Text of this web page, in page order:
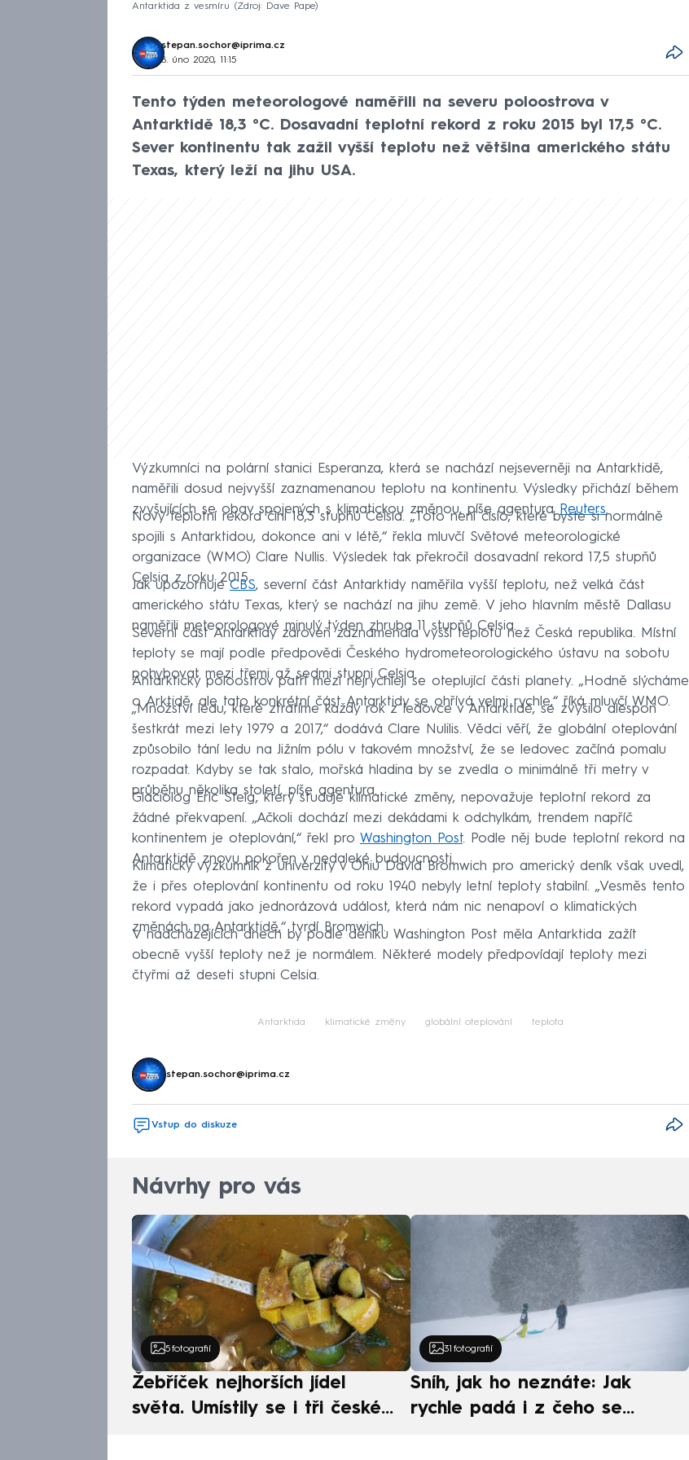
Antarktida z vesmíru Zdroj: Dave Pape
stepan.sochor@iprima.cz
8. úno 2020, 11:15
Tento týden meteorologové naměřili na severu poloostrova v
Antarktidě 18,3 °C. Dosavadní teplotní rekord z roku 2015 byl 17,5 °C.
Sever kontinentu tak zažil vyšší teplotu než většina amerického státu
Texas, který leží na jihu USA.
Výzkumníci na polární stanici Esperanza, která se nachází nejseverněji na Antarktidě,
naměřili dosud nejvyšší zaznamenanou teplotu na kontinentu. Výsledky přichází během
zvyšujících se obav spojených s klimatickou změnou, píše agentura Reuters.
Nový teplotní rekord činí 18,3 stupňů Celsia. „Toto není číslo, které byste si normálně
spojili s Antarktidou, dokonce ani v létě,“ řekla mluvčí Světové meteorologické
organizace (WMO) Clare Nullis. Výsledek tak překročil dosavadní rekord 17,5 stupňů
Celsia z roku 2015.
Jak upozorňujeCBS, severní část Antarktidy naměřila vyšší teplotu, než velká část
amerického státu Texas, který se nachází na jihu země. V jeho hlavním městě Dallasu
naměřili meteorologové minulý týden zhruba 11 stupňů Celsia.
Severní část Antarktidy zároveň zaznamenala vyšší teplotu než Česká republika. Místní
teploty se mají podle předpovědi Českého hydrometeorologického ústavu na sobotu
pohybovat mezi třemi až sedmi stupni Celsia.
Antarktický poloostrov patří mezi nejrychleji se oteplující části planety. „Hodně slýcháme
o Arktidě, ale tato konkrétní část Antarktidy se ohřívá velmi rychle,“ říká mluvčí WMO.
„Množství ledu, které ztratíme každý rok z ledovce v Antarktidě, se zvýšilo alespoň
šestkrát mezi lety 1979 a 2017,“ dodává Clare Nulilis. Vědci věří, že globální oteplování
způsobilo tání ledu na Jižním pólu v takovém množství, že se ledovec začíná pomalu
rozpadat. Kdyby se tak stalo, mořská hladina by se zvedla o minimálně tři metry v
průběhu několika století, píše agentura.
Glaciolog Eric Steig, který studuje klimatické změny, nepovažuje teplotní rekord za
žádné překvapení. „Ačkoli dochází mezi dekádami k odchylkám, trendem napříč
kontinentem je oteplování,“ řekl pro Washington Post. Podle něj bude teplotní rekord na
Antarktidě znovu pokořen v nedaleké budoucnosti.
Klimatický výzkumník z univerzity v Ohiu David Bromwich pro americký deník však uvedl,
že i přes oteplování kontinentu od roku 1940 nebyly letní teploty stabilní. „Vesměs tento
rekord vypadá jako jednorázová událost, která nám nic nenapoví o klimatických
změnách na Antarktidě,“ tvrdí Bromwich.
V nadcházejících dnech by podle deníku Washington Post měla Antarktida zažít
obecně vyšší teploty než je normálem. Některé modely předpovídají teploty mezi
čtyřmi až deseti stupni Celsia.
Antarktida klimatické změny globální oteplování teplota
stepan.sochor@iprima.cz
Vstup do diskuze
Návrhy pro vás
5 fotografií
Žebříček nejhorších jídel
světa. Umístily se i tři české
31 fotografií
Sníh, jak ho neznáte: Jak
rychle padá i z čeho se